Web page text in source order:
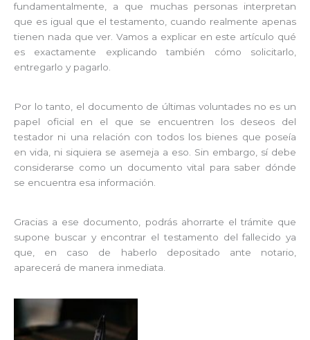
fundamentalmente, a que muchas personas interpretan
que es igual que el testamento, cuando realmente apenas
tienen nada que ver. Vamos a explicar en este artículo qué
es exactamente explicando también cómo solicitarlo,
entregarlo y pagarlo.
Por lo tanto, el documento de últimas voluntades no es un
papel oficial en el que se encuentren los deseos del
testador ni una relación con todos los bienes que poseía
en vida, ni siquiera se asemeja a eso. Sin embargo, sí debe
considerarse como un documento vital para saber dónde
se encuentra esa información.
Gracias a ese documento, podrás ahorrarte el trámite que
supone buscar y encontrar el testamento del fallecido ya
que, en caso de haberlo depositado ante notario,
aparecerá de manera inmediata.